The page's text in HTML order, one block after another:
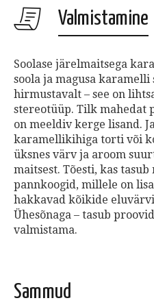
Valmistamine
Soolase järelmaitsega
soola ja magusa karamelli
hirmustavalt – see on
stereotüüp. Tilk mahedat
on meeldiv kerge lisand.
karamellikihiga torti või
üksnes värv ja aroom
maitsest. Tõesti, kas
pannkoogid, millele on
hakkavad kõikide
Ühesõnaga – tasub
valmistama.
Sammud